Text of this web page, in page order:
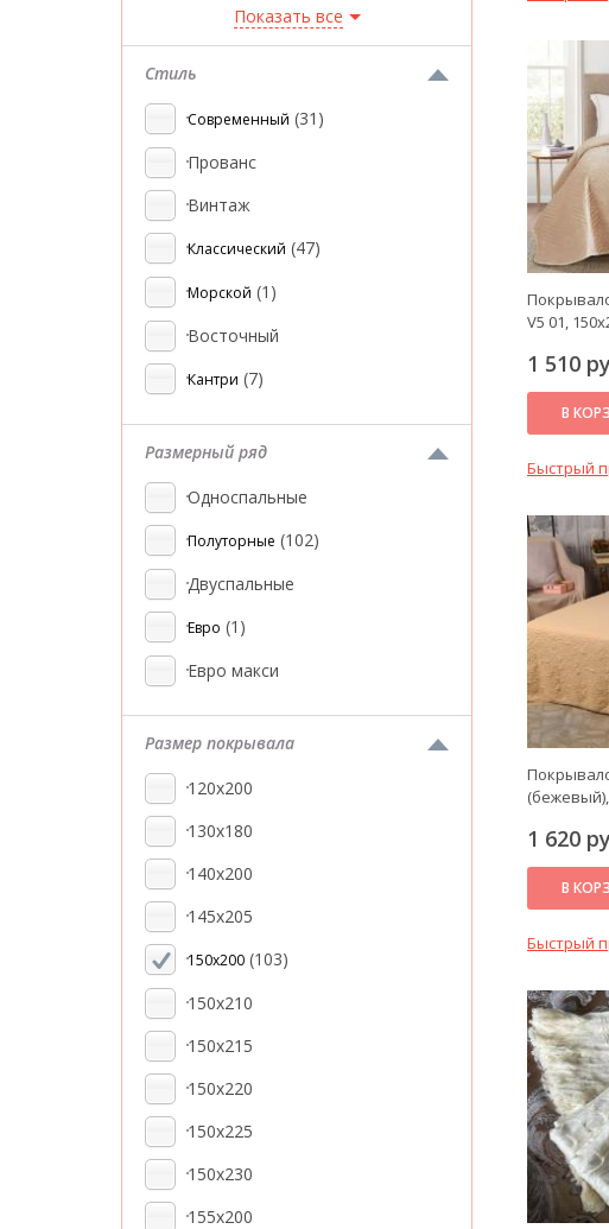
Показать все
Стиль
Современный (31)
Прованс
Винтаж
Классический (47)
Морской (1)
Восточный
Кантри (7)
Размерный ряд
Односпальные
Полуторные (102)
Двуспальные
Евро (1)
Евро макси
Размер покрывала
120x200
130x180
140x200
145x205
150x200 (103)
150x210
150x215
150x220
150x225
150x230
155x200
V5 01,
1 510
В
Быстрый
1 620
В
Быстрый